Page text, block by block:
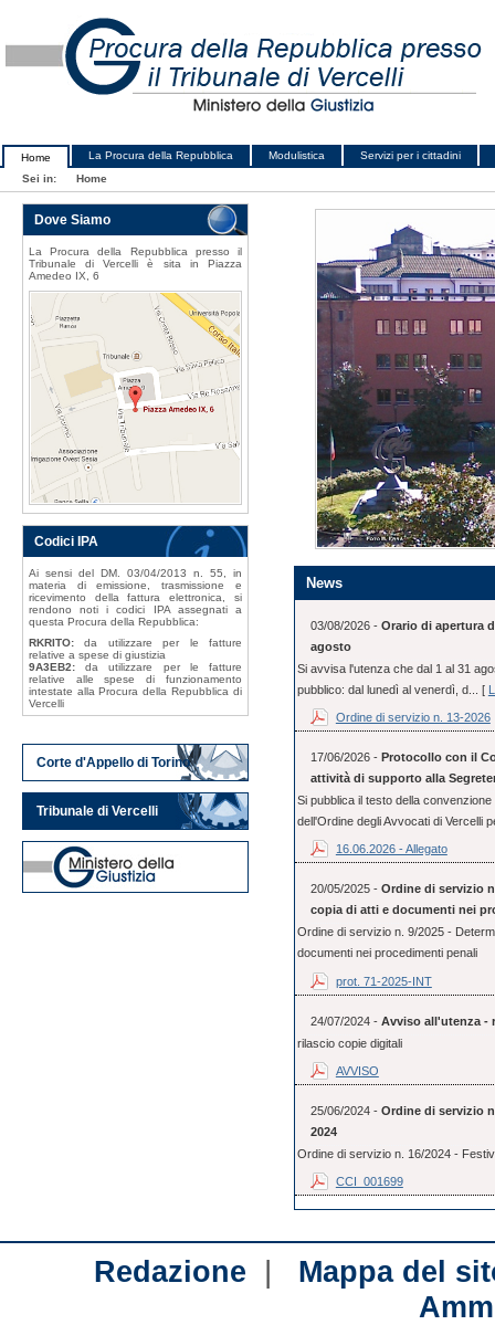
Home La Procura della Repubblica Modulistica
Servizi per i cittadini
Sei in:
Home
News
03/08/2026 - Orario di apertura
agosto
Si avvisa l'utenza che dal 1 al 31
pubblico: dal lunedì al venerdì, d... [
Ordine di servizio n. 13-2026
17/06/2026 - Protocollo con il
attività di supporto alla
Si pubblica il testo della
dell'Ordine degli Avvocati di Vercelli
16.06.2026 - Allegato
20/05/2025 - Ordine di servizio
copia di atti e documenti nei
Ordine di servizio n. 9/2025 -
documenti nei procedimenti penali
prot. 71-2025-INT
24/07/2024 - Avviso all'utenza -
rilascio copie digitali
AVVISO
25/06/2024 - Ordine di servizio
2024
Ordine di servizio n. 16/2024 -
CCI_001699
Dove Siamo
La Procura della Repubblica presso il
Tribunale di Vercelli è sita in Piazza
Amedeo IX, 6
Codici IPA
Ai sensi del DM. 03/04/2013 n. 55, in
materia di emissione, trasmissione e
ricevimento della fattura elettronica, si
rendono noti i codici IPA assegnati a
questa Procura della Repubblica:
RKRITO:da utilizzare per le fatture
relative a spese di giustizia
9A3EB2:da utilizzare per le fatture
relative alle spese di funzionamento
intestate alla Procura della Repubblica di
Vercelli
Corte d'Appello di Torino
Tribunale di Vercelli
Redazione | Mappa del